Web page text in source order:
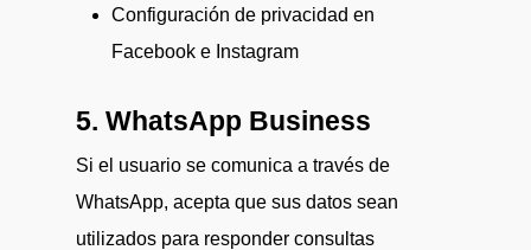
Configuración de privacidad en
Facebook e Instagram
5. WhatsApp Business
Si el usuario se comunica a través de
WhatsApp, acepta que sus datos sean
utilizados para responder consultas